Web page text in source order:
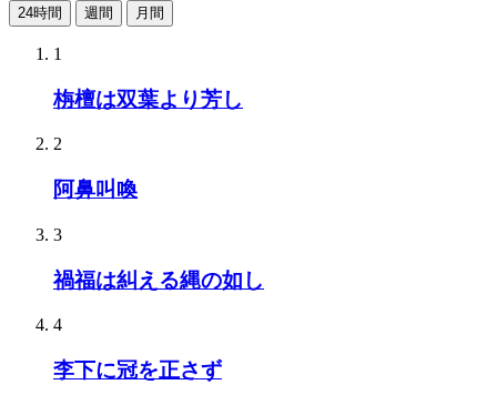
24時間 週間 月間
1
栴檀は双葉より芳し
2
阿鼻叫喚
3
禍福は糾える縄の如し
4
李下に冠を正さず